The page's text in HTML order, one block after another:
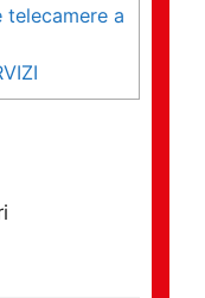
telecamere a